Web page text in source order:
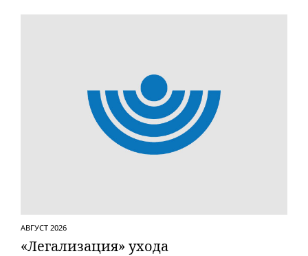
АВГУСТ 2026
«Легализация» ухода